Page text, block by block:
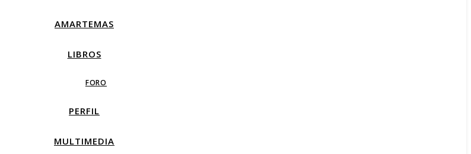
AMARTEMAS
LIBROS
FORO
PERFIL
MULTIMEDIA